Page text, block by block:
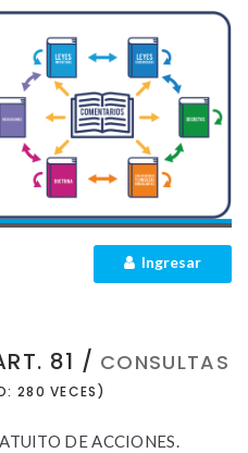
Ingresar
81 / CONSULTAS
280 VECES)
DE ACCIONES.